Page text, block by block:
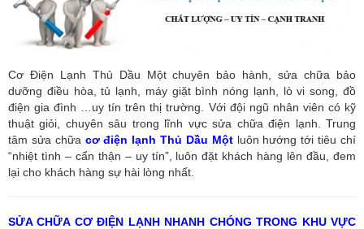
Cơ Điện Lạnh Thủ Dầu Một chuyên bảo hành, sửa chữa bảo
dưỡng điều hòa, tủ lạnh, máy giặt bình nóng lạnh, lò vi song, đồ
điện gia đình …uy tín trên thị trường. Với đội ngũ nhân viên có kỹ
thuật giỏi, chuyên sâu trong lĩnh vực sửa chữa điện lạnh. Trung
tâm sửa chữa cơ điện lạnh Thủ Dầu Mộtluôn hướng tới tiêu chí
“nhiệt tình – cẩn thận – uy tín”, luôn đặt khách hàng lên đầu, đem
lại cho khách hàng sự hài lòng nhất.
SỬA CHỮA CƠ ĐIỆN LẠNH NHANH CHÓNG TRONG KHU VỰC